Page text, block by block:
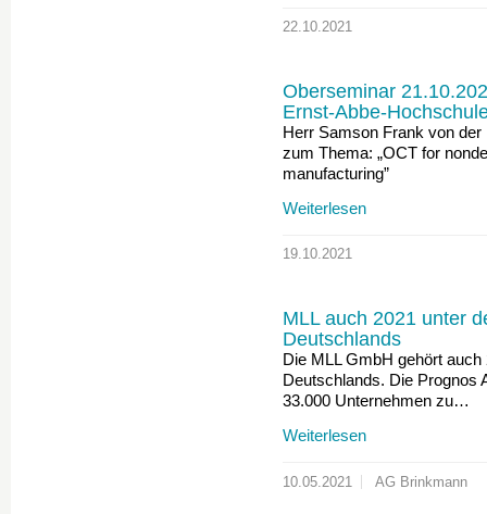
22.10.2021
Oberseminar
Ernst-Abbe-
Herr Samson Frank von
zum Thema: „OCT for
manufacturing”
Weiterlesen
19.10.2021
MLL auch 2021 unter
Deutschlands
Die MLL GmbH gehört
Deutschlands. Die Prognos
33.000 Unternehmen zu…
Weiterlesen
10.05.2021 AG Brinkmann